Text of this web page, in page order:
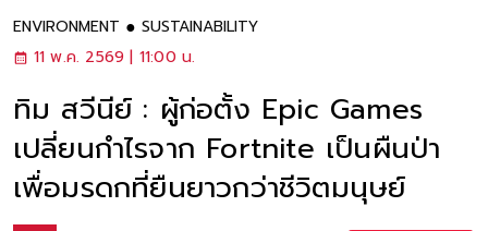
ENVIRONMENT
SUSTAINABILITY
11 พ.ค. 2569 | 11:00 น.
ทิม สวีนีย์ : ผู้ก่อตั้ง Epic Games
เปลี่ยนกำไรจาก Fortnite เป็นผืนป่า
เพื่อมรดกที่ยืนยาวกว่าชีวิตมนุษย์